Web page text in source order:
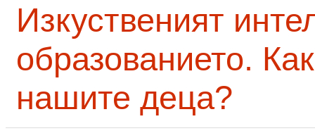
Изкуственият
образованието.
нашите деца?